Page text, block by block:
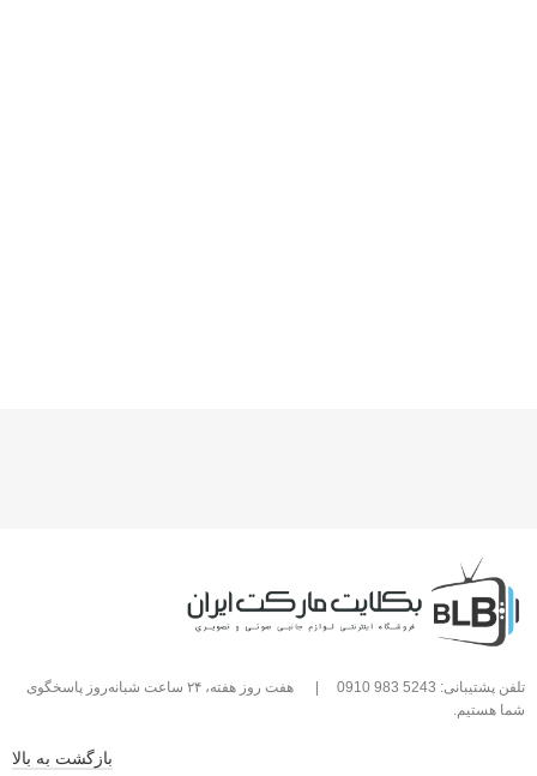
تلفن پشتیبانی: 5243 983 0910 |
هفت روز هفته، ۲۴ ساعت شبانه‌روز پاسخگوی
شما هستیم.
بازگشت به بالا